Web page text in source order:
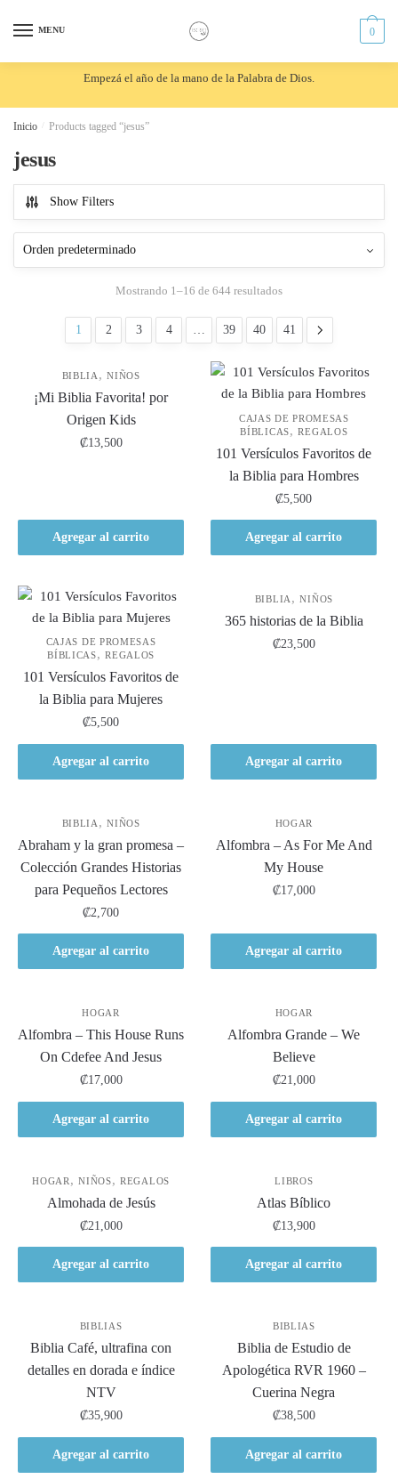
MENU 0
Empezá el año de la mano de la Palabra de Dios.
Inicio Products tagged “jesus”
jesus
Show Filters
Mostrando 1–16 de 644 resultados
1 2 3 4 … 39 40 41
BIBLIA ,NIÑOS
¡Mi Biblia Favorita! por
Origen Kids
₡13,500
Agregar al carrito
CAJAS DE PROMESAS
BÍBLICAS,REGALOS
101 Versículos Favoritos de
la Biblia para Hombres
₡5,500
Agregar al carrito
CAJAS DE PROMESAS
BÍBLICAS,REGALOS
101 Versículos Favoritos de
la Biblia para Mujeres
₡5,500
Agregar al carrito
BIBLIA ,NIÑOS
365 historias de la Biblia
₡23,500
Agregar al carrito
BIBLIA ,NIÑOS
Abraham y la gran promesa –
Colección Grandes Historias
para Pequeños Lectores
₡2,700
Agregar al carrito
HOGAR
Alfombra – As For Me And
My House
₡17,000
Agregar al carrito
HOGAR
Alfombra – This House Runs
On Cdefee And Jesus
₡17,000
Agregar al carrito
HOGAR
Alfombra Grande – We
Believe
₡21,000
Agregar al carrito
HOGAR ,NIÑOS,REGALOS
Almohada de Jesús
₡21,000
Agregar al carrito
LIBROS
Atlas Bíblico
₡13,900
Agregar al carrito
BIBLIAS
Biblia Café, ultrafina con
detalles en dorada e índice
NTV
₡35,900
Agregar al carrito
BIBLIAS
Biblia de Estudio de
Apologética RVR 1960 –
Cuerina Negra
₡38,500
Agregar al carrito